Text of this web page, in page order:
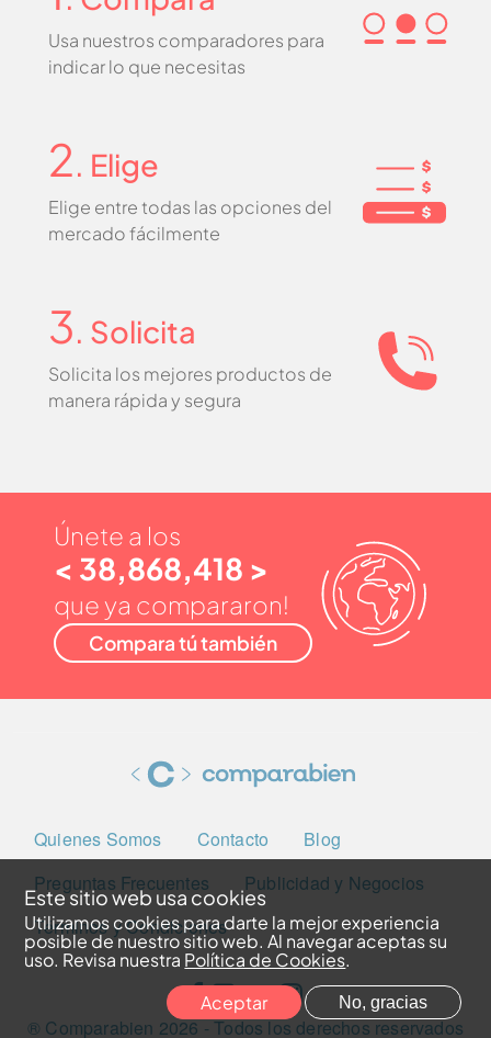
Usa nuestros comparadores para
indicar lo que necesitas
2. Elige
Elige entre todas las opciones del
mercado fácilmente
3. Solicita
Solicita los mejores productos de
manera rápida y segura
Únete a los
< 38,868,418 >
que ya compararon!
Compara tú también
Quienes Somos Contacto
Blog
Preguntas Frecuentes
Publicidad y Negocios
Términos y Condiciones
® Comparabien 2026- Todos los derechos reservados
Este sitio web usa cookies
Utilizamos cookies para darte la mejor experiencia
posible de nuestro sitio web. Al navegar aceptas su
uso. Revisa nuestra Política de Cookies.
Aceptar
No, gracias